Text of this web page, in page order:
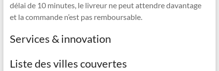
délai de 10 minutes, le livreur ne peut attendre davantage
et la commande n’est pas remboursable.
Services & innovation
Liste des villes couvertes